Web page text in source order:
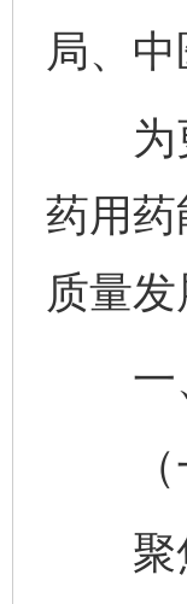
局、
为更
药用
质量
一、
（一
聚焦